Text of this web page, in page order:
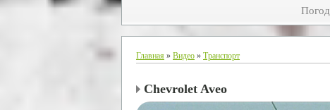
Главная » Видео » Транспорт
Chevrolet Aveo